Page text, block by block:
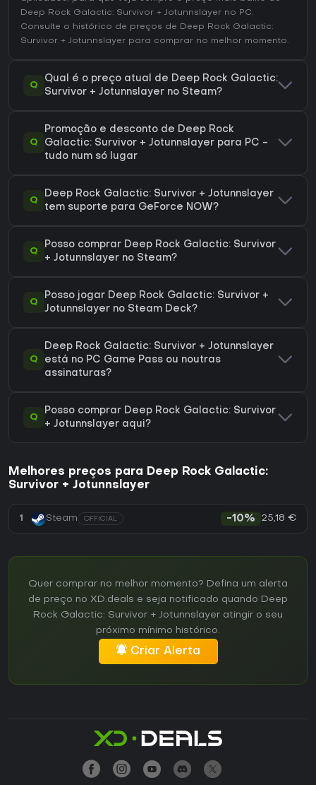
Deep Rock Galactic: Survivor + Jotunnslayer no PC.
Consulte o histórico de preços de Deep Rock Galactic:
Survivor + Jotunnslayer para comprar no melhor momento.
Q
Qual é o preço atual de Deep Rock Galactic:
Survivor + Jotunnslayer no Steam?
Q
Promoção e desconto de Deep Rock
Galactic: Survivor + Jotunnslayer para PC -
tudo num só lugar
Q
Deep Rock Galactic: Survivor + Jotunnslayer
tem suporte para GeForce NOW?
Q
Posso comprar Deep Rock Galactic: Survivor
+ Jotunnslayer no Steam?
Q
Posso jogar Deep Rock Galactic: Survivor +
Jotunnslayer no Steam Deck?
Q
Deep Rock Galactic: Survivor + Jotunnslayer
está no PC Game Pass ou noutras
assinaturas?
Q
Posso comprar Deep Rock Galactic: Survivor
+ Jotunnslayer aqui?
Melhores preços para Deep Rock Galactic:
Survivor + Jotunnslayer
1 Steam OFFICIAL -10% 25,18 €
Quer comprar no melhor momento? Defina um alerta
de preço no XD.deals e seja notificado quando Deep
Rock Galactic: Survivor + Jotunnslayer atingir o seu
próximo mínimo histórico.
Criar Alerta